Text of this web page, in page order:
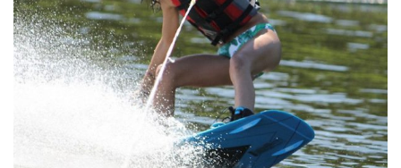
TIENDA
EMPLEOS
BLOG
CONTACTO
MI CUENTA